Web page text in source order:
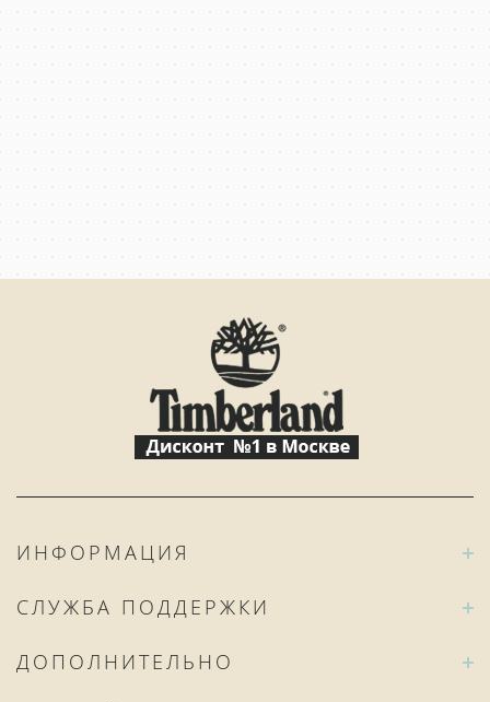
ИНФОРМАЦИЯ
СЛУЖБА ПОДДЕРЖКИ
ДОПОЛНИТЕЛЬНО